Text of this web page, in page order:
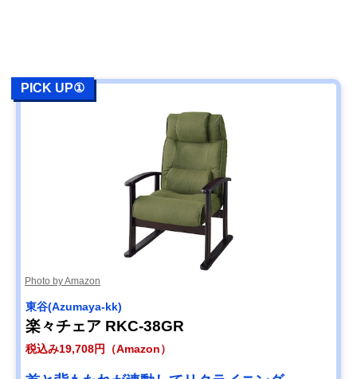
PICK UP①
Photo by Amazon
東谷(Azumaya-kk)
楽々チェア RKC-38GR
税込み19,708円（Amazon）